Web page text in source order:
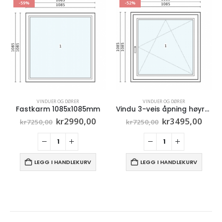
-59%
VINDUER OG DØRER
Fastkarm 1085x1085mm
kr7250,00 Opprinnelig
var:
kr7250,00.
kr2990,00Nåværende
LEGG I HANDLEKURV
-52%
VINDUER OG DØRER
Vindu 3-veis åpning høyre 1085x1085mm
kr7250,00 Opprinnelig
var:
kr7250,00.
kr3495,00
LEGG I HANDLEKURV